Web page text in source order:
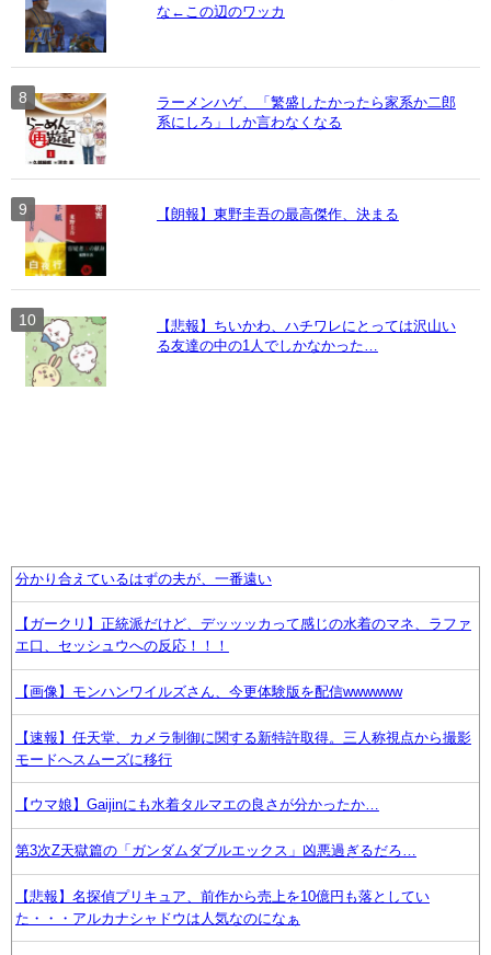
な←この辺のワッカ
ラーメンハゲ、「繁盛したかったら家系か二郎
系にしろ」しか言わなくなる
【朗報】東野圭吾の最高傑作、決まる
【悲報】ちいかわ、ハチワレにとっては沢山い
る友達の中の1人でしかなかった…
分かり合えているはずの夫が、一番遠い
【ガークリ】正統派だけど、デッッッカって感じの水着のマネ、ラファ
エ口、セッシュウへの反応！！！
【画像】モンハンワイルズさん、今更体験版を配信wwwwww
【速報】任天堂、カメラ制御に関する新特許取得。三人称視点から撮影
モードへスムーズに移行
【ウマ娘】Gaijinにも水着タルマエの良さが分かったか…
第3次Z天獄篇の「ガンダムダブルエックス」凶悪過ぎるだろ…
【悲報】名探偵プリキュア、前作から売上を10億円も落としてい
た・・・アルカナシャドウは人気なのになぁ